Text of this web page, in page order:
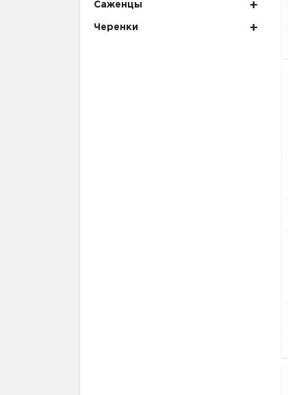
Саженцы
Черенки